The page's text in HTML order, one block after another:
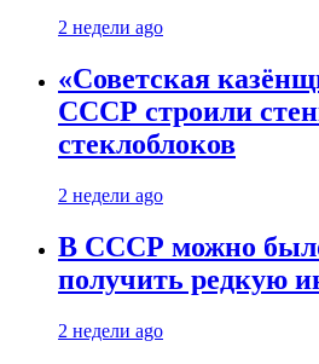
2 недели ago
«Советская
СССР строили
стеклоблоков
2 недели ago
В СССР можно
получить редкую
2 недели ago